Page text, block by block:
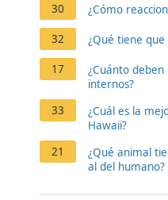
30
¿Cómo
32 ¿Qué tiene
17
¿Cuánto
internos?
33
¿Cuál es la
Hawaii?
21
¿Qué animal
al del humano?